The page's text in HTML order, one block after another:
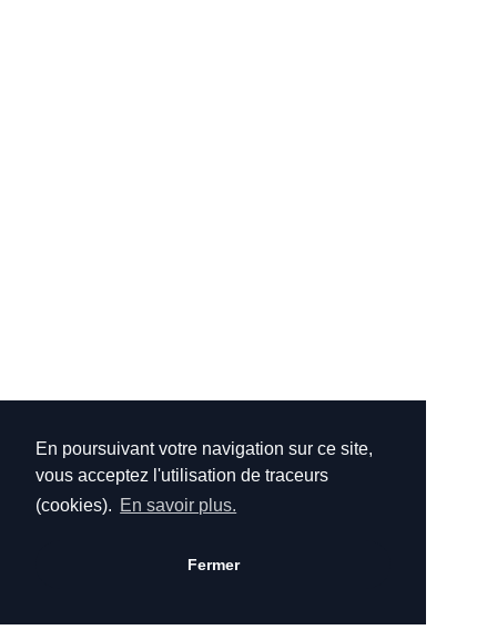
En poursuivant votre navigation sur ce site,
vous acceptez l'utilisation de traceurs
(cookies). En savoir plus.
Fermer